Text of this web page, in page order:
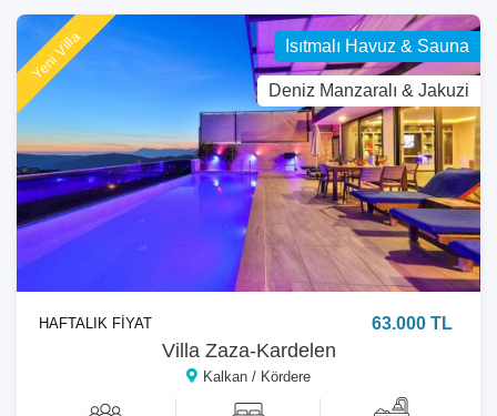
Isıtmalı Havuz & Sauna
Deniz Manzaralı & Jakuzi
Yeni Villa
Villa Zaza-Kardelen
Kalkan / Kördere
HAFTALIK FİYAT 63.000 TL